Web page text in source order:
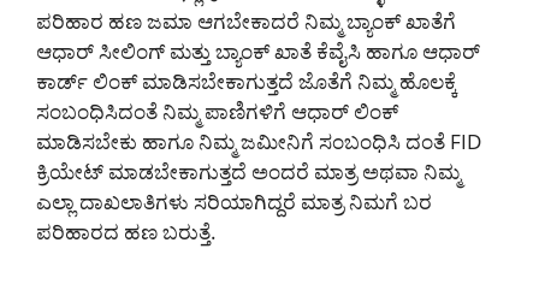
ಪರಿಹಾರ ಹಣ ಜಮಾ ಆಗಬೇಕಾದರೆ ನಿಮ್ಮ ಬ್ಯಾಂಕ್ ಖಾತೆಗೆ
ಆಧಾರ್ ಸೀಲಿಂಗ್ ಮತ್ತು ಬ್ಯಾಂಕ್ ಖಾತೆ ಕೆವೈಸಿ ಹಾಗೂ ಆಧಾರ್
ಕಾರ್ಡ್ ಲಿಂಕ್ ಮಾಡಿಸಬೇಕಾಗುತ್ತದೆ ಜೊತೆಗೆ ನಿಮ್ಮ ಹೊಲಕ್ಕೆ
ಸಂಬಂಧಿಸಿದಂತೆ ನಿಮ್ಮ ಪಾಣಿಗಳಿಗೆ ಆಧಾರ್ ಲಿಂಕ್
ಮಾಡಿಸಬೇಕು ಹಾಗೂ ನಿಮ್ಮ ಜಮೀನಿಗೆ ಸಂಬಂಧಿಸಿ ದಂತೆ FID
ಕ್ರಿಯೇಟ್ ಮಾಡಬೇಕಾಗುತ್ತದೆ ಅಂದರೆ ಮಾತ್ರ ಅಥವಾ ನಿಮ್ಮ
ಎಲ್ಲಾ ದಾಖಲಾತಿಗಳು ಸರಿಯಾಗಿದ್ದರೆ ಮಾತ್ರ ನಿಮಗೆ ಬರ
ಪರಿಹಾರದ ಹಣ ಬರುತ್ತೆ.